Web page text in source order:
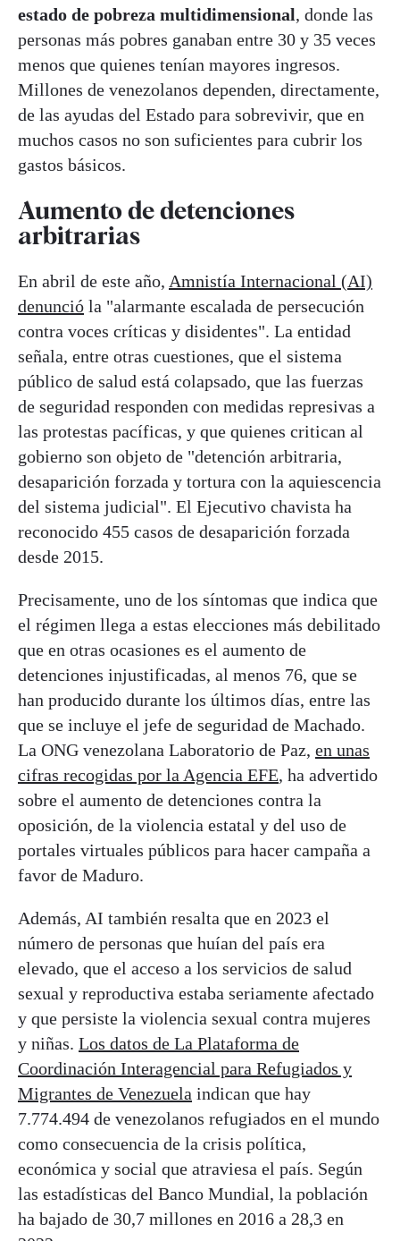
estado de pobreza multidimensional, donde las
personas más pobres ganaban entre 30 y 35 veces
menos que quienes tenían mayores ingresos.
Millones de venezolanos dependen, directamente,
de las ayudas del Estado para sobrevivir, que en
muchos casos no son suficientes para cubrir los
gastos básicos.
Aumento de detenciones
arbitrarias
En abril de este año, Amnistía Internacional (AI)
denunció la "alarmante escalada de persecución
contra voces críticas y disidentes". La entidad
señala, entre otras cuestiones, que el sistema
público de salud está colapsado, que las fuerzas
de seguridad responden con medidas represivas a
las protestas pacíficas, y que quienes critican al
gobierno son objeto de "detención arbitraria,
desaparición forzada y tortura con la aquiescencia
del sistema judicial". El Ejecutivo chavista ha
reconocido 455 casos de desaparición forzada
desde 2015.
Precisamente, uno de los síntomas que indica que
el régimen llega a estas elecciones más debilitado
que en otras ocasiones es el aumento de
detenciones injustificadas, al menos 76, que se
han producido durante los últimos días, entre las
que se incluye el jefe de seguridad de Machado.
La ONG venezolana Laboratorio de Paz, en unas
cifras recogidas por la Agencia EFE, ha advertido
sobre el aumento de detenciones contra la
oposición, de la violencia estatal y del uso de
portales virtuales públicos para hacer campaña a
favor de Maduro.
Además, AI también resalta que en 2023 el
número de personas que huían del país era
elevado, que el acceso a los servicios de salud
sexual y reproductiva estaba seriamente afectado
y que persiste la violencia sexual contra mujeres
y niñas. Los datos de La Plataforma de
Coordinación Interagencial para Refugiados y
Migrantes de Venezuela indican que hay
7.774.494 de venezolanos refugiados en el mundo
como consecuencia de la crisis política,
económica y social que atraviesa el país. Según
las estadísticas del Banco Mundial, la población
ha bajado de 30,7 millones en 2016 a 28,3 en